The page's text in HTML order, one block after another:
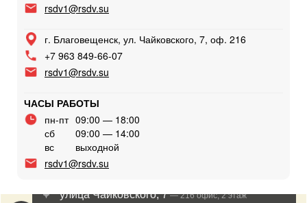
rsdv1@rsdv.su
г. Благовещенск, ул. Чайковского, 7, оф. 216
+7 963 849-66-07
rsdv1@rsdv.su
ЧАСЫ РАБОТЫ
пн-пт 09:00 — 18:00
сб
09:00 — 14:00
вс
выходной
rsdv1@rsdv.su